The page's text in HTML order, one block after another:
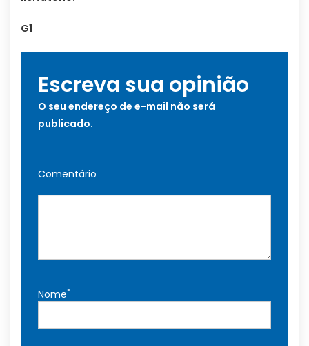
G1
Escreva sua opinião
O seu endereço de e-mail não será
publicado.
Comentário
Nome*